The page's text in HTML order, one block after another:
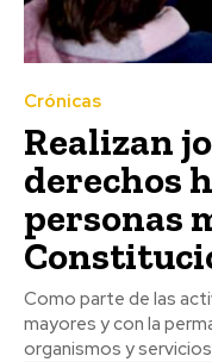
Crónicas
Realizan
derechos
personas
Como parte de las
mayores y con la
organismos y